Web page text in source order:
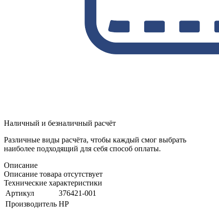
Наличный и безналичный расчёт
Различные виды расчёта, чтобы каждый смог выбрать
наиболее подходящий для себя способ оплаты.
Описание
Описание товара отсутствует
Технические характеристики
Артикул
376421-001
Производитель HP